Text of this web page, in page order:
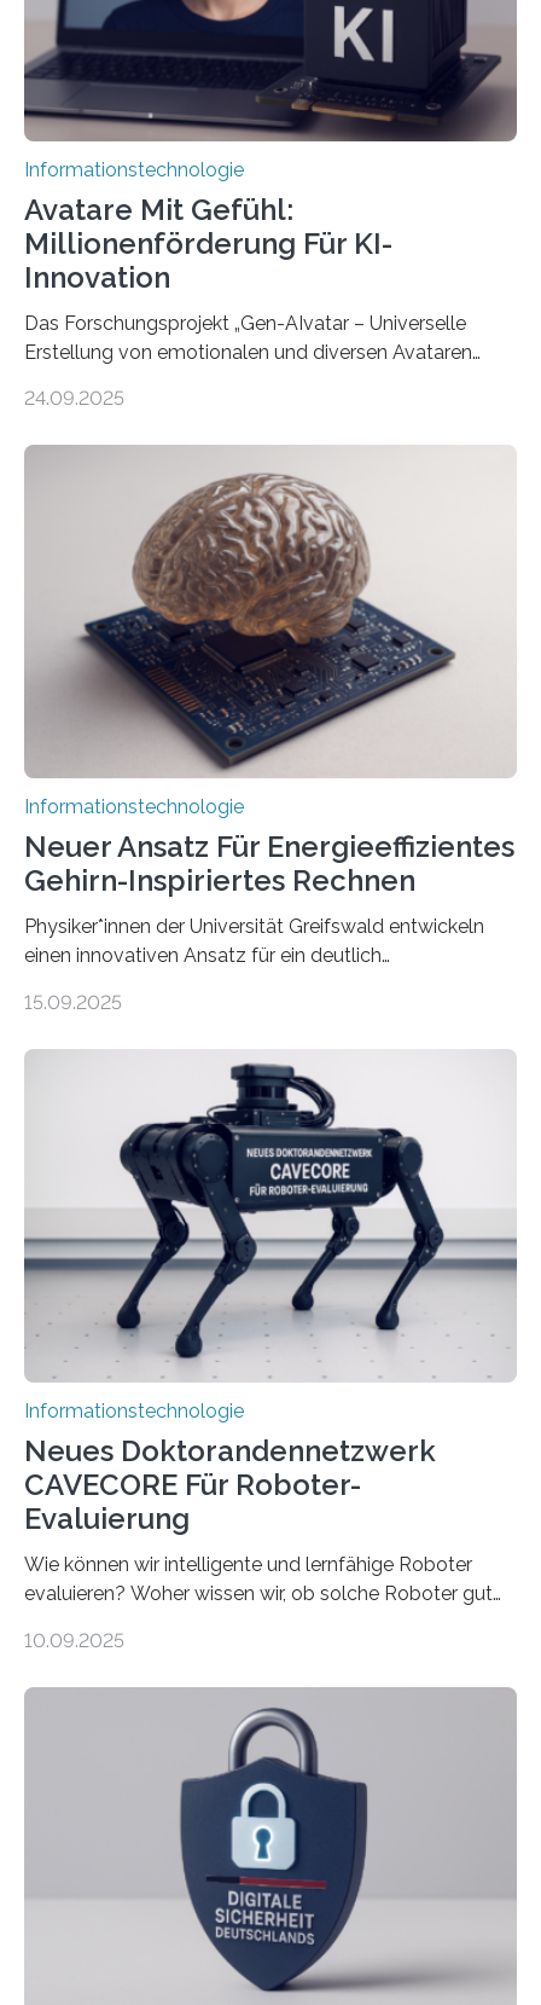
Informationstechnologie
Avatare Mit Gefühl:
Millionenförderung Für KI-
Innovation
Das Forschungsprojekt „Gen-AIvatar – Universelle
Erstellung von emotionalen und diversen Avataren
Förderung in Höhe von rund 2 Millionen Euro. Dabei
der Universität Bonn und der TH Köln gemeinsam mit
der MindPort GmbH eine neuartige, KI-gestützte
Lösung zur Erzeugung von Emotionen für realistische
Avatare. Gen-AIvatar entwickelt innovative und
kosteneffiziente Methoden, um lebensechte Avatare zu
erstellen. „Besonders wichtig ist uns eine ganzheitliche
Animation, bei der Stimme, Körperbewegung, Gestik
und Mimik im Einklang sind…
24.09.2025
Informationstechnologie
Neuer Ansatz Für Energieeffizientes
Gehirn-Inspiriertes Rechnen
Physiker*innen der Universität Greifswald entwickeln
einen innovativen Ansatz für ein deutlich
Lösungsweg ist inspiriert vom menschlichen Gehirn. Die
stellt die heutige Computertechnik vor
Herausforderungen. Herkömmliche Silizium-
Prozessoren stoßen an ihre Grenzen: Sie verbrauchen
viel Energie, die Speicher- und Verarbeitungseinheiten
sind voneinander getrennt und die Datenübertragung
bremst komplexe Anwendungen aus. Da KI-Modelle
immer größer werden und riesige Datenmengen
verarbeiten müssen, steigt der Bedarf an neuen
Rechenarchitekturen. Neben Quantencomputern
rücken dabei insbesondere…
15.09.2025
Informationstechnologie
Neues Doktorandennetzwerk
CAVECORE Für Roboter-
Evaluierung
Wie können wir intelligente und lernfähige Roboter
evaluieren? Woher wissen wir, ob solche Roboter gut
sich CAVECORE – ein neues Marie Skłodowska-Curie
koordiniert wird. Ab dem 1. September werden sich
über einen Zeitraum von vier Jahren insgesamt 15
Promovierende im Rahmen von CAVECORE mit
kognitiven Robotern beschäftigen – also mit Robotern,
die mittels Sensoren ihre Umgebung erfassen,
Informationen verarbeiten und häufig auch mit…
10.09.2025